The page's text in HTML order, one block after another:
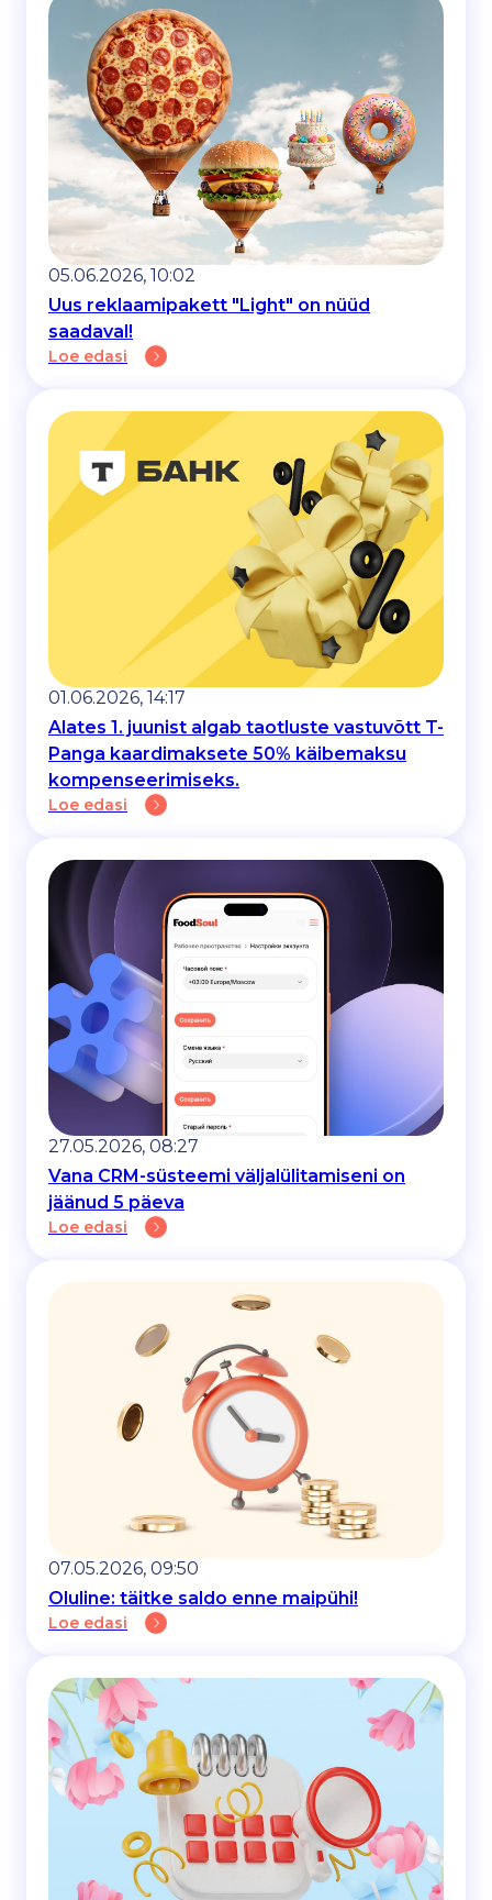
05.06.2026, 10:02
Uus reklaamipakett "Light" on nüüd
saadaval!
Loe edasi
01.06.2026, 14:17
Alates 1. juunist algab taotluste vastuvõtt T-
Panga kaardimaksete 50% käibemaksu
kompenseerimiseks.
Loe edasi
27.05.2026, 08:27
Vana CRM-süsteemi väljalülitamiseni on
jäänud 5 päeva
Loe edasi
07.05.2026, 09:50
Oluline: täitke saldo enne maipühi!
Loe edasi